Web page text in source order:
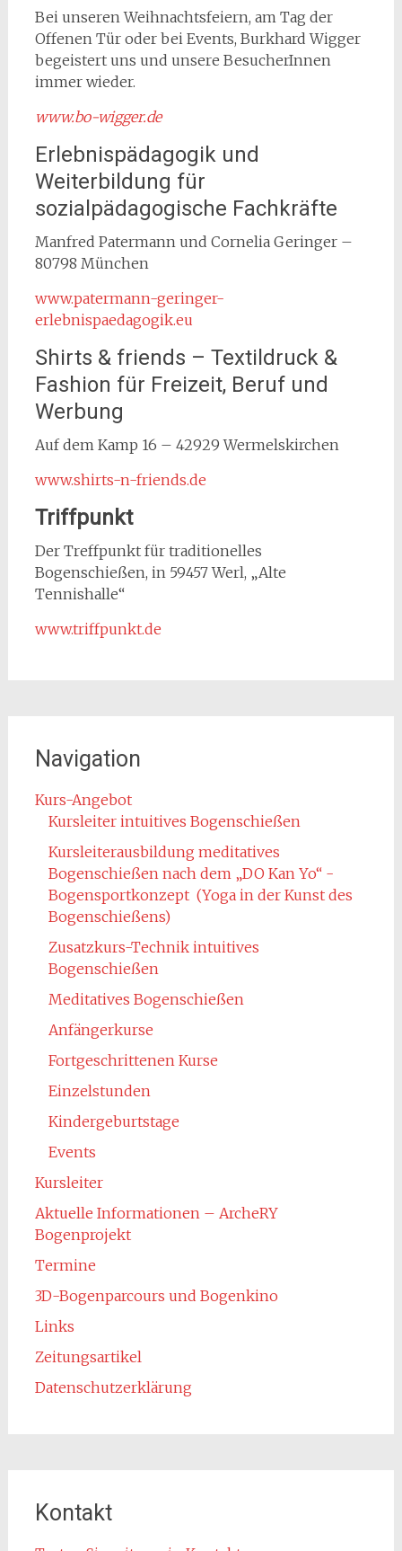
Bei unseren Weihnachtsfeiern, am Tag der
Offenen Tür oder bei Events, Burkhard Wigger
begeistert uns und unsere BesucherInnen
immer wieder.
www.bo-wigger.de
Erlebnispädagogik und
Weiterbildung für
sozialpädagogische Fachkräfte
Manfred Patermann und Cornelia Geringer –
80798 München
www.patermann-geringer-
erlebnispaedagogik.eu
Shirts & friends – Textildruck &
Fashion für Freizeit, Beruf und
Werbung
Auf dem Kamp 16 – 42929 Wermelskirchen
www.shirts-n-friends.de
Triffpunkt
Der Treffpunkt für traditionelles
Bogenschießen, in 59457 Werl, „Alte
Tennishalle“
www.triffpunkt.de
Navigation
Kurs-Angebot
Kursleiter intuitives Bogenschießen
Kursleiterausbildung meditatives
Bogenschießen nach dem „DO Kan Yo“ -
Bogensportkonzept (Yoga in der Kunst des
Bogenschießens)
Zusatzkurs-Technik intuitives
Bogenschießen
Meditatives Bogenschießen
Anfängerkurse
Fortgeschrittenen Kurse
Einzelstunden
Kindergeburtstage
Events
Kursleiter
Aktuelle Informationen – ArcheRY
Bogenprojekt
Termine
3D-Bogenparcours und Bogenkino
Links
Zeitungsartikel
Datenschutzerklärung
Kontakt